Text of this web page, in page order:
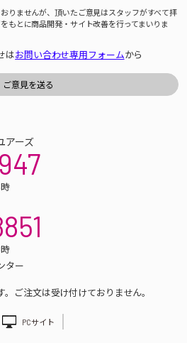
りませんが、頂いたご意見はスタッフがすべて拝
もとに商品開発・サイト改善を行ってまいりま
はお問い合わせ専用フォームから
アーズ
ター
ご注文は受け付けておりません。
PCサイト